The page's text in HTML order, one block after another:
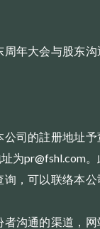
年大会与股东沟
司的註册地址予
为pr@fshl.com。
，可以联络本公
沟通的渠道，网